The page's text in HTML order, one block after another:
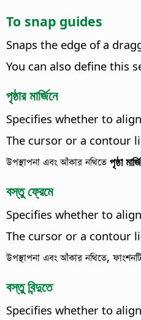
To snap guides
Snaps the edge of a
You can also define this
পৃষ্ঠার মার্জিনে
Specifies whether to
The cursor or a contour
উপস্থাপনা এবং আঁকার নথিতেপৃষ্ঠা
বস্তু ফ্রেমে
Specifies whether to
The cursor or a contour
উপস্থাপনা এবং আঁকার নথিতে,
বস্তু বিন্দুতে
Specifies whether to